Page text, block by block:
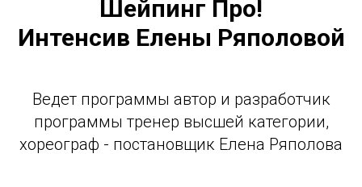
Шейпинг Про!
Интенсив Елены Ряполовой
Ведет программы автор и разработчик
программы тренер высшей категории,
хореограф - постановщик Елена Ряполова